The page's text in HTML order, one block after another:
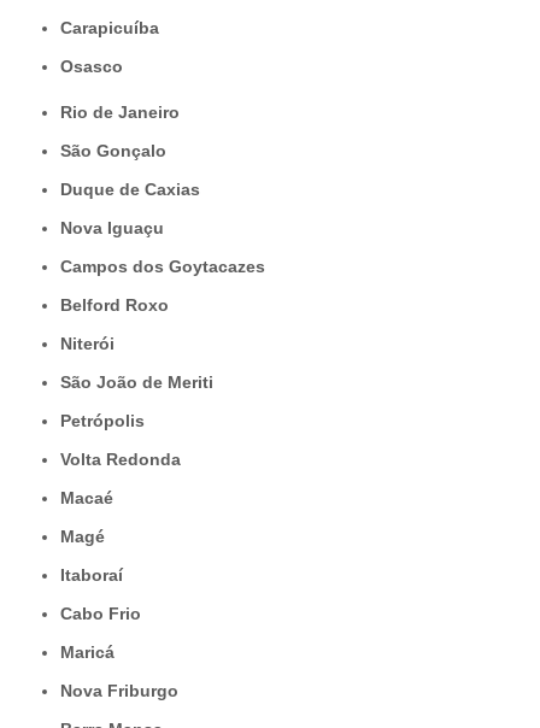
Carapicuíba
Osasco
Rio de Janeiro
São Gonçalo
Duque de Caxias
Nova Iguaçu
Campos dos Goytacazes
Belford Roxo
Niterói
São João de Meriti
Petrópolis
Volta Redonda
Macaé
Magé
Itaboraí
Cabo Frio
Maricá
Nova Friburgo